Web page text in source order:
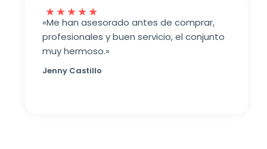
★★★★★
«Me han asesorado antes de comprar,
profesionales y buen servicio, el conjunto
muy hermoso.»
Jenny Castillo